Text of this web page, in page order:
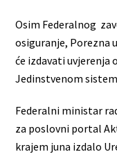
Osim Federalnog
osiguranje, Porezna
će izdavati uvjerenja
Jedinstvenom
Federalni ministar
za poslovni portal
krajem juna izdalo